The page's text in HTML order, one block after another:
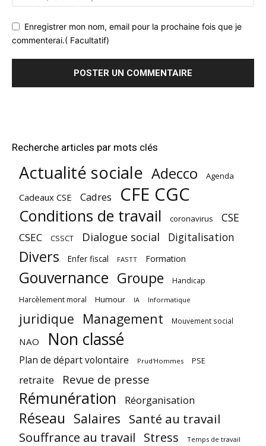
Enregistrer mon nom, email pour la prochaine fois que je
commenterai.( Facultatif)
Recherche articles par mots clés
Actualité sociale Adecco Agenda
Cadeaux CSE Cadres CFE CGC
Conditions de travail coronavirus CSE
CSEC CSSCT Dialogue social Digitalisation
Divers Enfer fiscal FASTT Formation
Gouvernance Groupe Handicap
Harcèlement moral Humour IA Informatique
juridique Management Mouvement social
NAO Non classé
Plan de départ volontaire Prud'Hommes PSE
retraite Revue de presse
Rémunération Réorganisation
Réseau Salaires Santé au travail
Souffrance au travail Stress Temps de travail